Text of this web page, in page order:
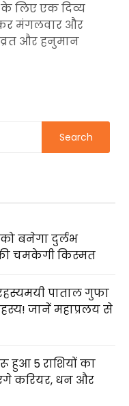
के लिए एक दिव्य
मंगलवार और
और हनुमान
को बनेगा दुर्लभ
चमकेगी किस्मत
पाताल गुफा
जानें महाप्रलय से
हुआ 5 राशियों का
करियर, धन और